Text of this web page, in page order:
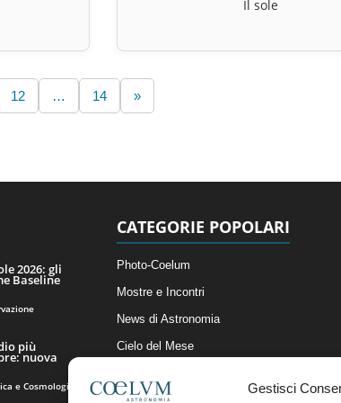
Gestisci
Il sole
12 … 14 »
2026: gli
Baseline
più
nuova
e Cosmologia
CATEGORIE POPOLARI
Photo-Coelum
Mostre e Incontri
News di Astronomia
Cielo del Mese
Articoli e Risorse On-Line